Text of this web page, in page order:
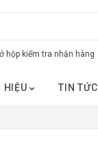
hộp kiểm tra nhận hàng
HIỆU TIN TỨC